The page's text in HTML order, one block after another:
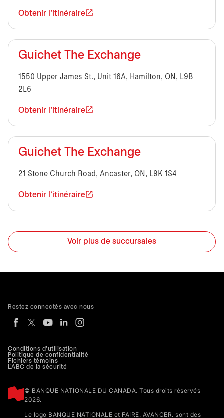
Obtenir l'itinéraire
Guichet The Exchange
1550 Upper James St., Unit 16A, Hamilton, ON, L9B
2L6
Obtenir l'itinéraire
Guichet The Exchange
21 Stone Church Road, Ancaster, ON, L9K 1S4
Obtenir l'itinéraire
Voir plus de succursales
Conditions d'utilisation
Politique de confidentialité
Fichiers témoins
L'ABC de la sécurité
© BANQUE NATIONALE DU CANADA. Tous droits réservés
2026.
Le logo BANQUE NATIONALE et FAIRE. AVANCER. sont des
Restez connectés avec nous